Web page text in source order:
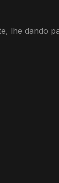
lhe dando